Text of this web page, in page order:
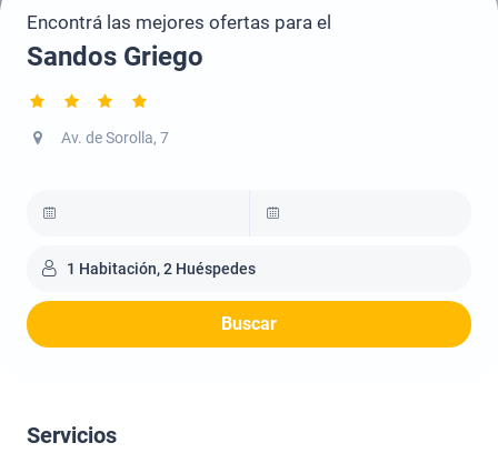
Encontrá las mejores ofertas para el
Sandos Griego
Av. de Sorolla, 7
1 Habitación, 2 Huéspedes
Buscar
Servicios